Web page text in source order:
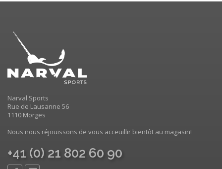
Narval Sports
Rue de Lausanne 56
1110 Morges
Nous nous réjouissons de vous acceuillir bientôt au magasin!
+41 (0) 21 802 60 90